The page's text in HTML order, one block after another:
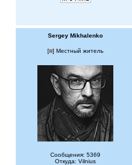
Sergey Mikhalenko
[ ] Местный житель
Сообщения: 5369
Откуда: Vilnius